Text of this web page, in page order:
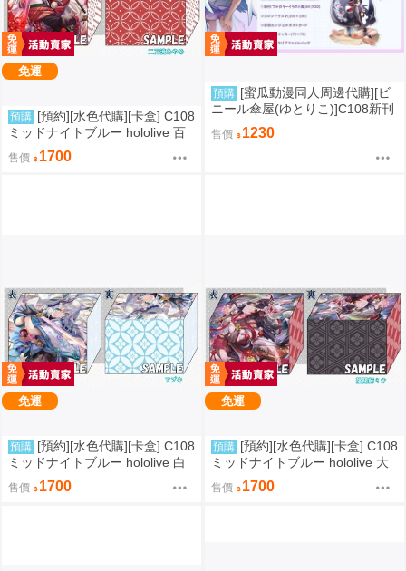
免運
預購 [預約][水色代購][卡盒] C108
ミッドナイトブルー hololive 百
鬼あやめ
售價 1700
預購 [蜜瓜動漫同人周邊代購][ビ
ニール傘屋(ゆとりこ)]C108新刊
セット【ビニール傘屋】(絕區零)
(同人誌)
售價 1230
免運
預購 [預約][水色代購][卡盒] C108
ミッドナイトブルー hololive 白
上フブキ
售價 1700
免運
預購 [預約][水色代購][卡盒] C108
ミッドナイトブルー hololive 大
神ミオ
售價 1700